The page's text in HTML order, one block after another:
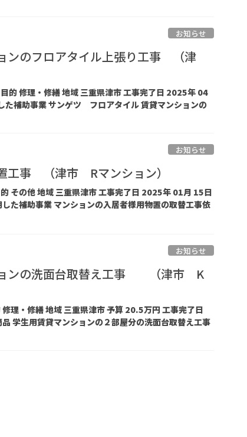
お知らせ
ンのフロアタイル上張り工事 （津
的 修理・修繕 地域 三重県津市 工事完了日 2025年 04
た補助事業 サンゲツ フロアタイル 賃貸マンションの
お知らせ
工事 （津市 Rマンション）
その他 地域 三重県津市 工事完了日 2025年 01月 15日
た補助事業 マンションの入居者様用物置の取替工事依
お知らせ
ョンの洗面台取替え工事 （津市 K
理・修繕 地域 三重県津市 予算 20.5万円 工事完了日
学生用賃貸マンションの２部屋分の洗面台取替え工事